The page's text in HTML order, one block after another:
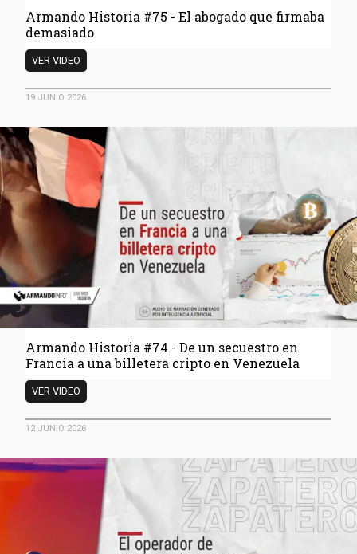
Armando Historia #75 - El abogado que firmaba
demasiado
VER VIDEO
Historia
#75
que
firmaba
demasiado
19 JUNIO 2026
Armando Historia #74 - De un secuestro en
Francia a una billetera cripto en Venezuela
VER VIDEO
Historia
#74
un
secuestro
Francia
12 JUNIO 2026